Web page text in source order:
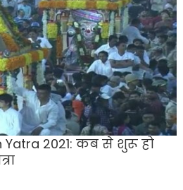
Yatra 2021: कब से शुरू हो